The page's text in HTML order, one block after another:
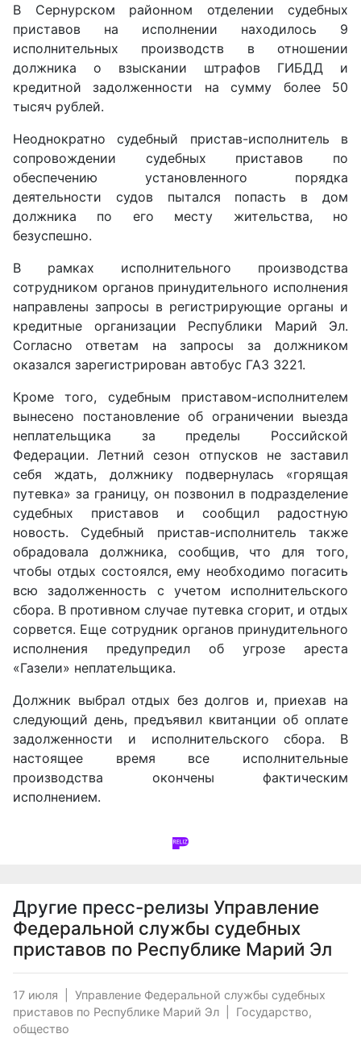
В Сернурском районном отделении судебных
приставов на исполнении находилось 9
исполнительных производств в отношении
должника о взыскании штрафов ГИБДД и
кредитной задолженности на сумму более 50
тысяч рублей.
Неоднократно судебный пристав-исполнитель в
сопровождении судебных приставов по
обеспечению установленного порядка
деятельности судов пытался попасть в дом
должника по его месту жительства, но
безуспешно.
В рамках исполнительного производства
сотрудником органов принудительного исполнения
направлены запросы в регистрирующие органы и
кредитные организации Республики Марий Эл.
Согласно ответам на запросы за должником
оказался зарегистрирован автобус ГАЗ 3221.
Кроме того, судебным приставом-исполнителем
вынесено постановление об ограничении выезда
неплательщика за пределы Российской
Федерации. Летний сезон отпусков не заставил
себя ждать, должнику подвернулась «горящая
путевка» за границу, он позвонил в подразделение
судебных приставов и сообщил радостную
новость. Судебный пристав-исполнитель также
обрадовала должника, сообщив, что для того,
чтобы отдых состоялся, ему необходимо погасить
всю задолженность с учетом исполнительского
сбора. В противном случае путевка сгорит, и отдых
сорвется. Еще сотрудник органов принудительного
исполнения предупредил об угрозе ареста
«Газели» неплательщика.
Должник выбрал отдых без долгов и, приехав на
следующий день, предъявил квитанции об оплате
задолженности и исполнительского сбора. В
настоящее время все исполнительные
производства окончены фактическим
исполнением.
Другие пресс-релизы Управление
Федеральной службы судебных
приставов по Республике Марий Эл
17 июля
Управление Федеральной службы судебных
приставов по Республике Марий Эл
Государство,
общество